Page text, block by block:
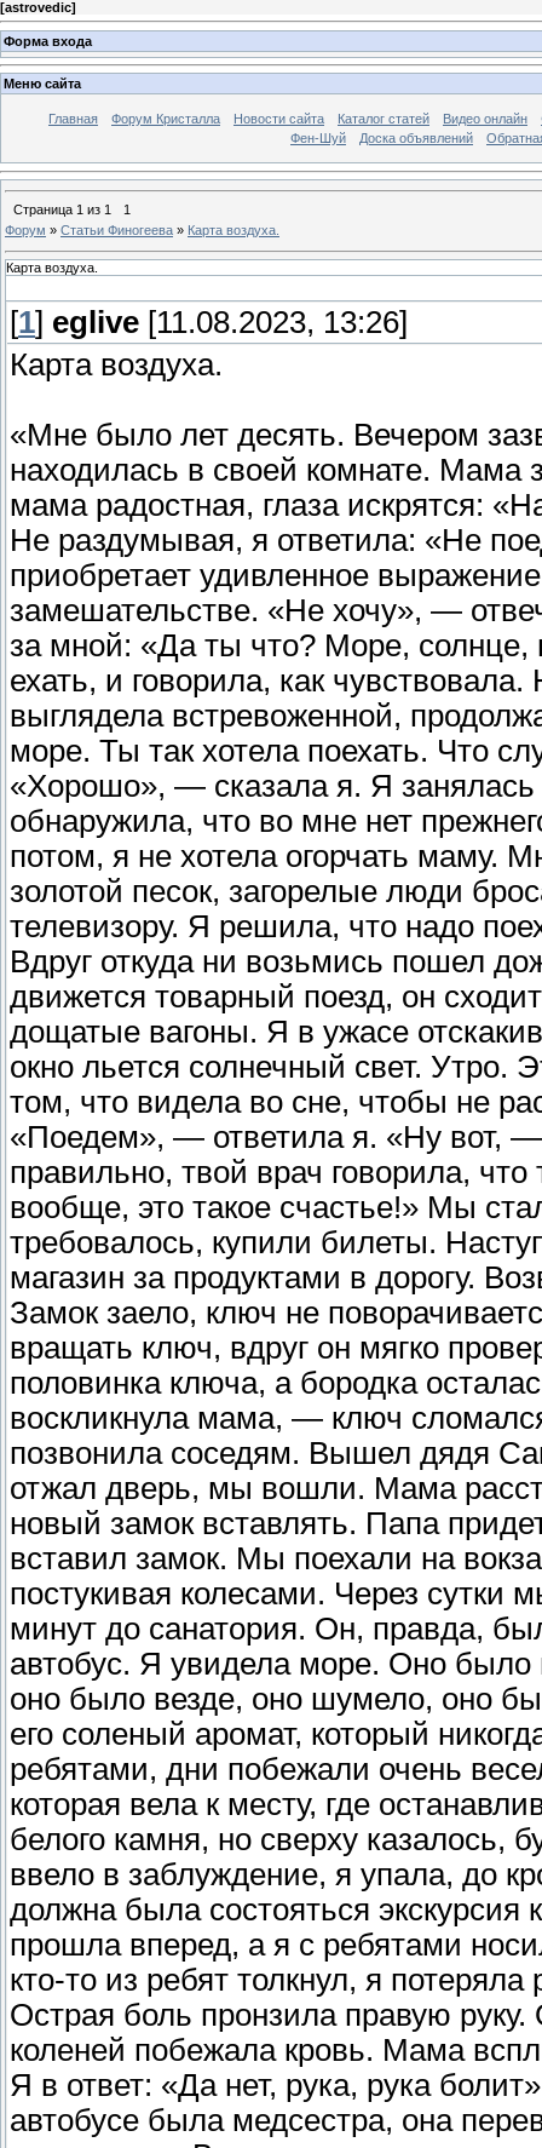
[astrovedic]
Форма входа
Меню сайта
Главная Форум Кристалла Новости сайта Каталог статей Видео онлайн
Фен-Шуй
Доска объявлений
Страница 1 из 1
1
Форум » Статьи Финогеева » Карта воздуха.
Карта воздуха.
[1] eglive [11.08.2023, 13:26]
Карта воздуха.
«Мне было лет десять. Вечером
находилась в своей комнате. Мама
мама радостная, глаза искрятся:
Не раздумывая, я ответила: «Не
приобретает удивленное
замешательстве. «Не хочу», —
за мной: «Да ты что? Море, солнце,
ехать, и говорила, как
выглядела встревоженной,
море. Ты так хотела поехать. Что
«Хорошо», — сказала я. Я занялась
обнаружила, что во мне нет
потом, я не хотела огорчать маму.
золотой песок, загорелые люди
телевизору. Я решила, что надо
Вдруг откуда ни возьмись пошел
движется товарный поезд, он
дощатые вагоны. Я в ужасе
окно льется солнечный свет. Утро.
том, что видела во сне, чтобы не
«Поедем», — ответила я. «Ну вот,
правильно, твой врач говорила,
вообще, это такое счастье!» Мы
требовалось, купили билеты.
магазин за продуктами в дорогу.
Замок заело, ключ не
вращать ключ, вдруг он мягко
половинка ключа, а бородка
воскликнула мама, — ключ
позвонила соседям. Вышел дядя
отжал дверь, мы вошли. Мама
новый замок вставлять. Папа
вставил замок. Мы поехали на
постукивая колесами. Через сутки
минут до санатория. Он, правда,
автобус. Я увидела море. Оно было
оно было везде, оно шумело, оно
его соленый аромат, который
ребятами, дни побежали очень
которая вела к месту, где
белого камня, но сверху казалось,
ввело в заблуждение, я упала, до
должна была состояться
прошла вперед, а я с ребятами
кто-то из ребят толкнул, я
Острая боль пронзила правую
коленей побежала кровь. Мама
Я в ответ: «Да нет, рука, рука
автобусе была медсестра, она